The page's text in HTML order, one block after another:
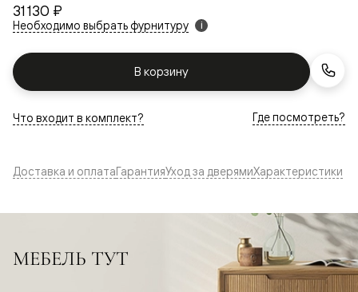
31 130 ₽
Необходимо выбрать фурнитуру i
В корзину
Что входит в комплект? Где посмотреть?
Доставка и оплатаГарантияУход за дверямиХарактеристики
МЕБЕЛЬ ТУТ